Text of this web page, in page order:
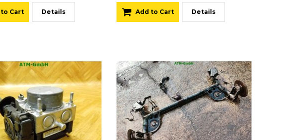
Cart Details Add to Cart Details